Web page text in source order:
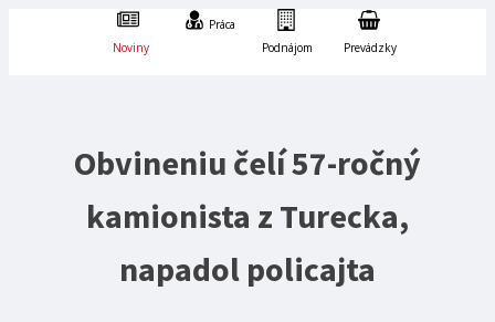
Noviny
Práca
Podnájom
Prevádzky
Obvineniu čelí 57-ročný
kamionista z Turecka,
napadol policajta